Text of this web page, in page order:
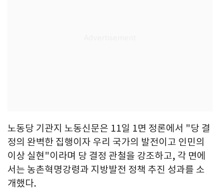
노동당 기관지 노동신문은 11일 1면 정론에서 "당 결
정의 완벽한 집행이자 우리 국가의 발전이고 인민의
이상 실현"이라며 당 결정 관철을 강조하고, 각 면에
서는 농촌혁명강령과 지방발전 정책 추진 성과를 소
개했다.